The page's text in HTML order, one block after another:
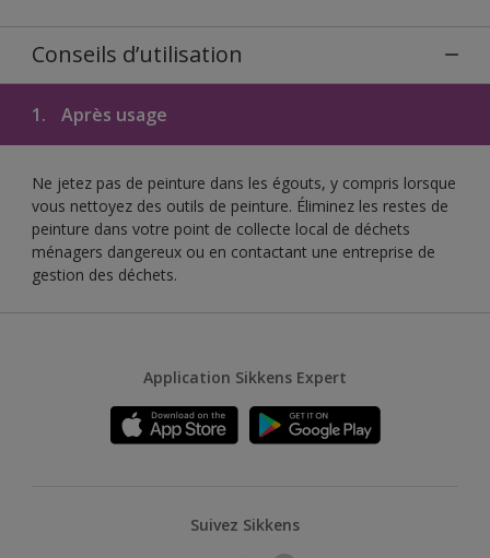
Conseils d’utilisation
1. Après usage
Ne jetez pas de peinture dans les égouts, y compris lorsque
vous nettoyez des outils de peinture. Éliminez les restes de
peinture dans votre point de collecte local de déchets
ménagers dangereux ou en contactant une entreprise de
gestion des déchets.
Application Sikkens Expert
Suivez Sikkens